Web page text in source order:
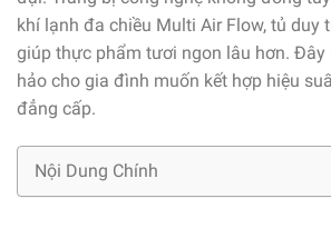
khí lạnh đa chiều Multi Air Flow, tủ duy
giúp thực phẩm tươi ngon lâu hơn. Đây
hảo cho gia đình muốn kết hợp hiệu
đẳng cấp.
Nội Dung Chính